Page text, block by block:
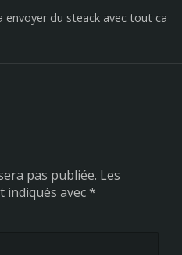
envoyer du steack avec tout ca
pas publiée. Les
indiqués avec*